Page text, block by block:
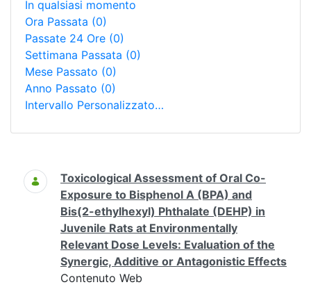
In qualsiasi momento
Ora Passata (0)
Passate 24 Ore (0)
Settimana Passata (0)
Mese Passato (0)
Anno Passato (0)
Intervallo Personalizzato…
Ricerca
Toxicological Assessment of Oral Co-
Exposure to Bisphenol A (BPA) and
Bis(2-ethylhexyl) Phthalate (DEHP) in
Juvenile Rats at Environmentally
Relevant Dose Levels: Evaluation of the
Synergic, Additive or Antagonistic Effects
Contenuto Web